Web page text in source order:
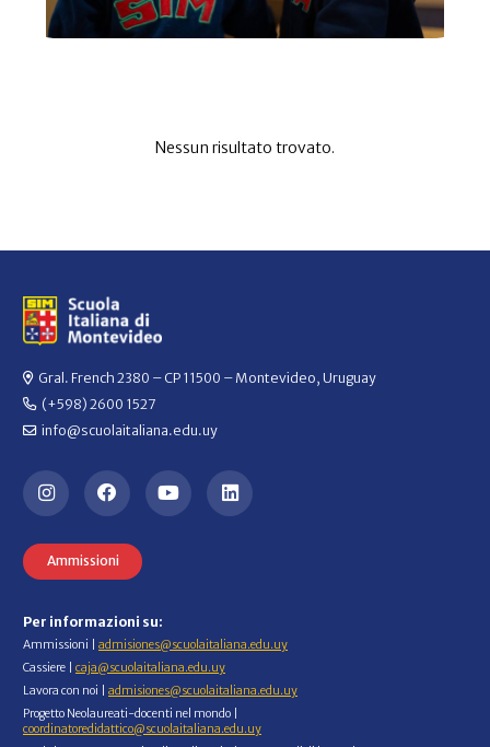
Nessun risultato trovato.
Gral. French 2380 – CP 11500 – Montevideo, Uruguay
(+598) 2600 1527
info@scuolaitaliana.edu.uy
Ammissioni
Per informazioni su:
Ammissioni | admisiones@scuolaitaliana.edu.uy
Cassiere | caja@scuolaitaliana.edu.uy
Lavora con noi | admisiones@scuolaitaliana.edu.uy
Progetto Neolaureati-docenti nel mondo |
coordinatoredidattico@scuolaitaliana.edu.uy